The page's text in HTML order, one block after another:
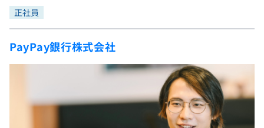
インターン
新卒エージェント
インタビュー
問題集
4択課題
リファレンス
プログラミング言語
再チャレンジ結果一覧
ゲーム・マンガ
Tech Team Journal
paizaとは？
正社員
PayPay銀行株式会社